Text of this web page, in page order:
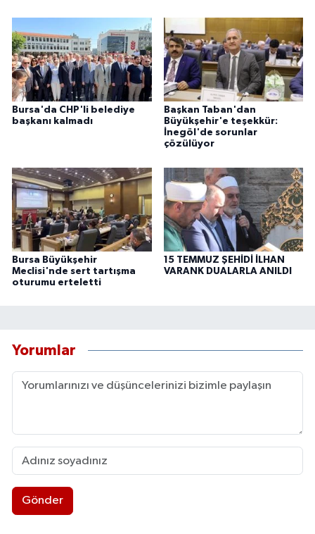
Bursa'da CHP'li belediye
başkanı kalmadı
Başkan Taban'dan
Büyükşehir'e teşekkür:
İnegöl'de sorunlar
çözülüyor
Bursa Büyükşehir
Meclisi'nde sert tartışma
oturumu erteletti
15 TEMMUZ ŞEHİDİ İLHAN
VARANK DUALARLA ANILDI
Yorumlar
Gönder